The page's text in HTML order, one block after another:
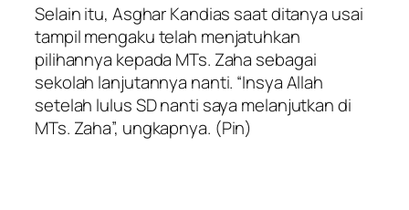
Selain itu, Asghar Kandias saat ditanya usai
tampil mengaku telah menjatuhkan
pilihannya kepada MTs. Zaha sebagai
sekolah lanjutannya nanti. “Insya Allah
setelah lulus SD nanti saya melanjutkan di
MTs. Zaha”, ungkapnya. (Pin)